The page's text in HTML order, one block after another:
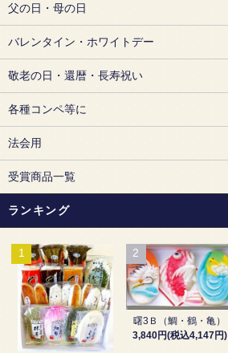
父の日・母の日
バレンタイン・ホワイトデー
敬老の日・還暦・長寿祝い
各種コンペ等に
法会用
受賞商品一覧
ランキング
1 2
曙3Ｂ（鯛・鶴・亀）
3,840円(税込4,147円)